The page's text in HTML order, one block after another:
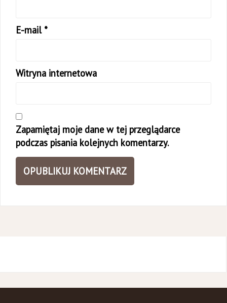
E-mail *
Witryna internetowa
Zapamiętaj moje dane w tej przeglądarce
podczas pisania kolejnych komentarzy.